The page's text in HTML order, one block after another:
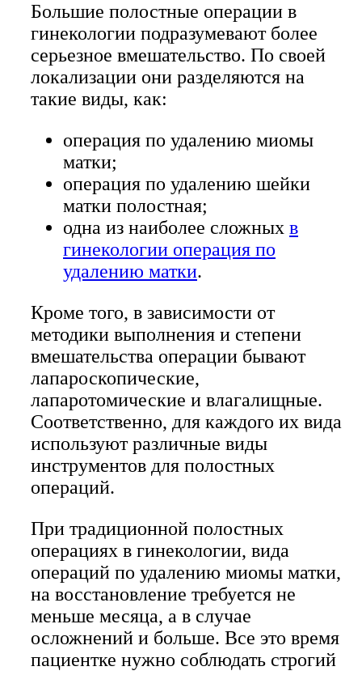
Большие полостные операции в
гинекологии подразумевают более
серьезное вмешательство. По своей
локализации они разделяются на
такие виды, как:
операция по удалению миомы
матки;
операция по удалению шейки
матки полостная;
одна из наиболее сложных в
гинекологии операция по
удалению матки.
Кроме того, в зависимости от
методики выполнения и степени
вмешательства операции бывают
лапароскопические,
лапаротомические и влагалищные.
Соответственно, для каждого их вида
используют различные виды
инструментов для полостных
операций.
При традиционной полостных
операциях в гинекологии, вида
операций по удалению миомы матки,
на восстановление требуется не
меньше месяца, а в случае
осложнений и больше. Все это время
пациентке нужно соблюдать строгий